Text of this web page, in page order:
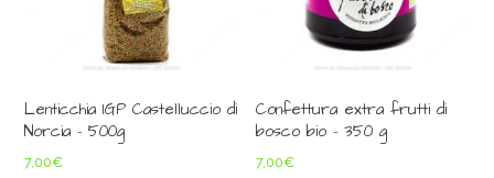
Lenticchia IGP Castelluccio di
Norcia – 500g
7,00€
Confettura extra frutti di
bosco bio – 350 g
7,00€